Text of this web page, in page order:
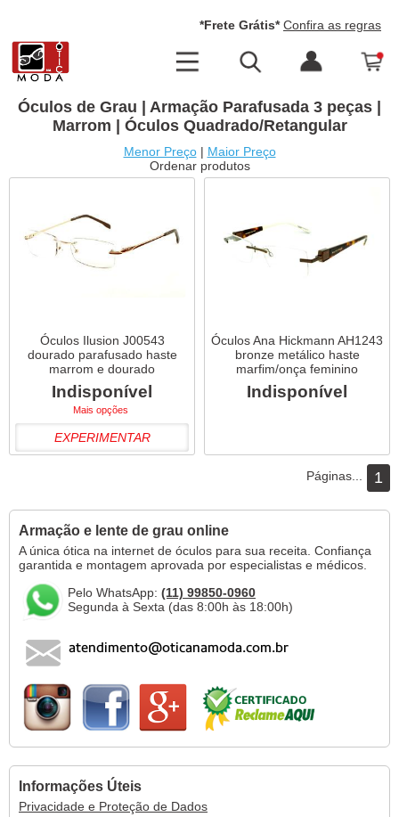
*Frete Grátis* Confira as regras
Óculos de Grau | Armação Parafusada 3 peças |
Marrom | Óculos Quadrado/Retangular
Menor Preço| Maior Preço
Ordenar produtos
Óculos Ilusion J00543
dourado parafusado haste
marrom e dourado
Indisponível
Mais opções
EXPERIMENTAR
Óculos Ana Hickmann AH1243
bronze metálico haste
marfim/onça feminino
Indisponível
Páginas... 1
Armação e lente de grau online
A única ótica na internet de óculos para sua receita. Confiança
garantida e montagem aprovada por especialistas e médicos.
Pelo WhatsApp: (11) 99850-0960
Segunda à Sexta (das 8:00h às 18:00h)
Informações Úteis
Privacidade e Proteção de Dados